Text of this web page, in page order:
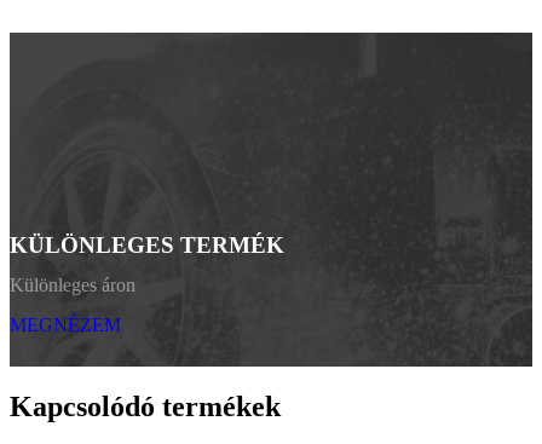
KÜLÖNLEGES TERMÉK
Különleges áron
MEGNÉZEM
Kapcsolódó termékek